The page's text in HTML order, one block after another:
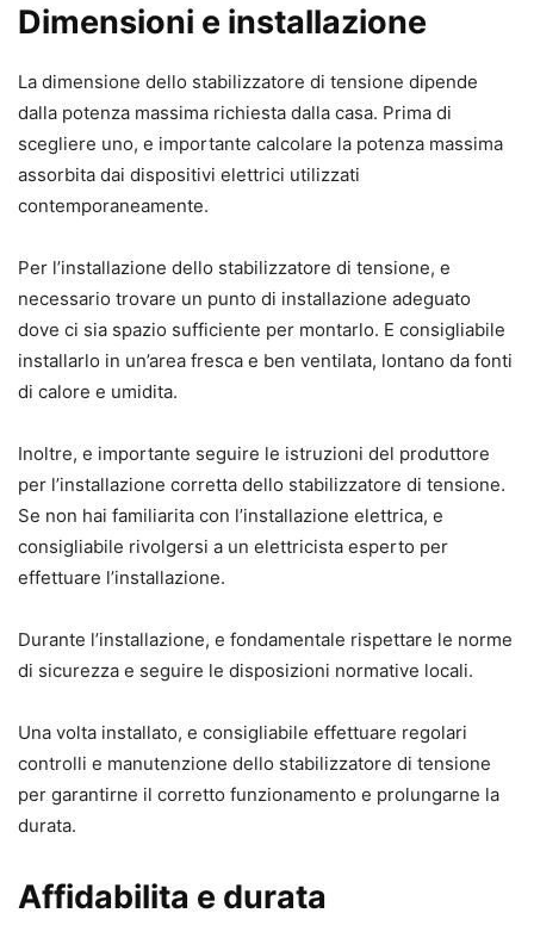
Dimensioni e installazione
La dimensione dello stabilizzatore di tensione dipende
dalla potenza massima richiesta dalla casa. Prima di
scegliere uno, e importante calcolare la potenza massima
assorbita dai dispositivi elettrici utilizzati
contemporaneamente.
Per l’installazione dello stabilizzatore di tensione, e
necessario trovare un punto di installazione adeguato
dove ci sia spazio sufficiente per montarlo. E consigliabile
installarlo in un’area fresca e ben ventilata, lontano da fonti
di calore e umidita.
Inoltre, e importante seguire le istruzioni del produttore
per l’installazione corretta dello stabilizzatore di tensione.
Se non hai familiarita con l’installazione elettrica, e
consigliabile rivolgersi a un elettricista esperto per
effettuare l’installazione.
Durante l’installazione, e fondamentale rispettare le norme
di sicurezza e seguire le disposizioni normative locali.
Una volta installato, e consigliabile effettuare regolari
controlli e manutenzione dello stabilizzatore di tensione
per garantirne il corretto funzionamento e prolungarne la
durata.
Affidabilita e durata